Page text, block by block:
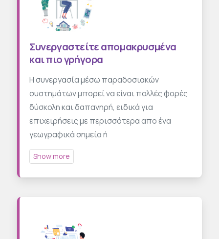
Συνεργαστείτε απομακρυσμένα
και πιο γρήγορα
Η συνεργασία μέσω παραδοσιακών
συστημάτων μπορεί να είναι πολλές φορές
δύσκολη και δαπανηρή, ειδικά για
επιχειρήσεις με περισσότερα απο ένα
γεωγραφικά σημεία ή